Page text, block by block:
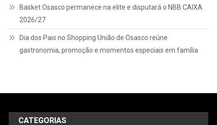
Basket Osasco permanece na elite e disputará o NBB CAIXA
2026/27
Dia dos Pais no Shopping União de Osasco reúne
gastronomia, promoção e momentos especiais em família
CATEGORIAS